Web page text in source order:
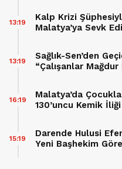
Kalp Krizi
Malatya’ya Sevk
13:19
Sağlık-Sen’den
“Çalışanlar
13:19
Malatya’da
130’uncu Kemik
16:19
Darende Hulusi
Yeni Başhekim
15:19